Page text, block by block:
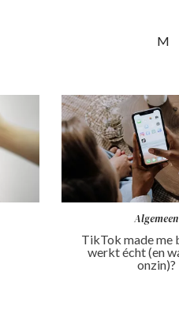
Algemeen
TikTok made me
werkt écht (en
onzin)?